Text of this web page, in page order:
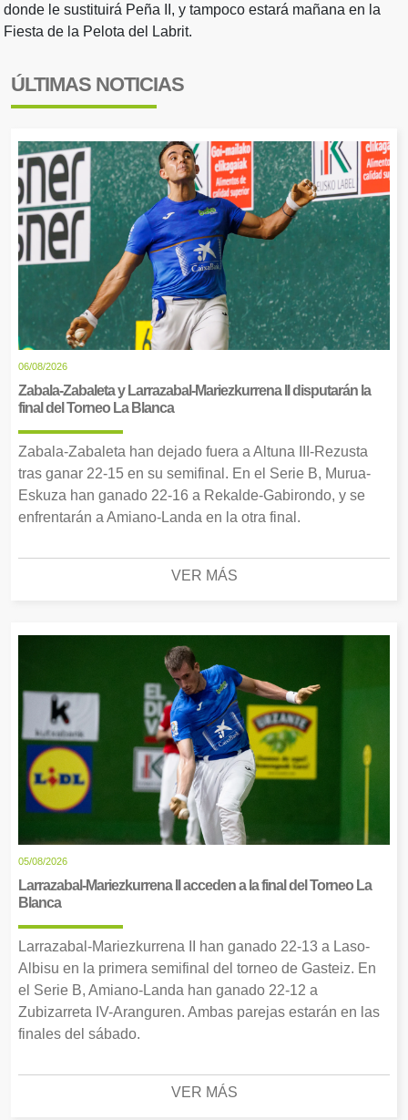
donde le sustituirá Peña II, y tampoco estará mañana en la
Fiesta de la Pelota del Labrit.
ÚLTIMAS NOTICIAS
06/08/2026
Zabala-Zabaleta y Larrazabal-Mariezkurrena II disputarán la
final del Torneo La Blanca
Zabala-Zabaleta han dejado fuera a Altuna III-Rezusta
tras ganar 22-15 en su semifinal. En el Serie B, Murua-
Eskuza han ganado 22-16 a Rekalde-Gabirondo, y se
enfrentarán a Amiano-Landa en la otra final.
VER MÁS
05/08/2026
Larrazabal-Mariezkurrena II acceden a la final del Torneo La
Blanca
Larrazabal-Mariezkurrena II han ganado 22-13 a Laso-
Albisu en la primera semifinal del torneo de Gasteiz. En
el Serie B, Amiano-Landa han ganado 22-12 a
Zubizarreta IV-Aranguren. Ambas parejas estarán en las
finales del sábado.
VER MÁS